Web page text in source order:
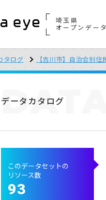
埼玉県
オープンデー
タログ 【吉川市】自治会別
データカタログ
DATA
このデータセットの
リソース数
93